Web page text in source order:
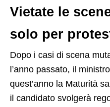
Vietate le
solo per
Dopo i casi di scena
l’anno passato, il
quest’anno la Maturità
il candidato svolgerà